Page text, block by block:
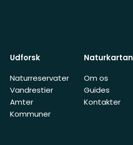
Udforsk
Naturreservater
Vandrestier
Amter
Kommuner
Naturkartan
Om os
Guides
Kontakter